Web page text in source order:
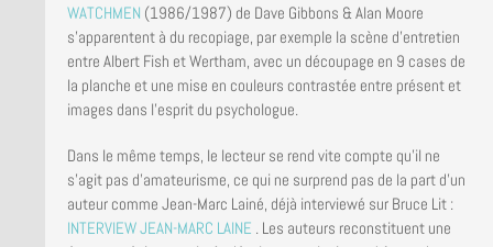
WATCHMEN (1986/1987) de Dave Gibbons & Alan Moore
s’apparentent à du recopiage, par exemple la scène d’entretien
entre Albert Fish et Wertham, avec un découpage en 9 cases de
la planche et une mise en couleurs contrastée entre présent et
images dans l’esprit du psychologue.
Dans le même temps, le lecteur se rend vite compte qu’il ne
s’agit pas d’amateurisme, ce qui ne surprend pas de la part d’un
auteur comme Jean-Marc Lainé, déjà interviewé sur Bruce Lit :
INTERVIEW JEAN-MARC LAINE . Les auteurs reconstituent une